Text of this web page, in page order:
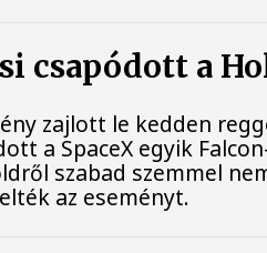
csapódott a
zajlott le kedden
a SpaceX egyik
szabad szemmel
az eseményt.